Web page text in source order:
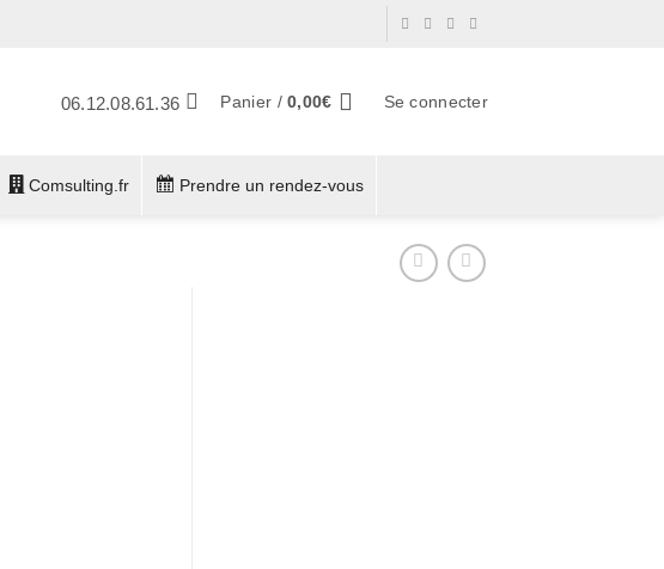
06.12.08.61.36 Panier /0,00€ Se connecter
Comsulting.fr Prendre un rendez-vous